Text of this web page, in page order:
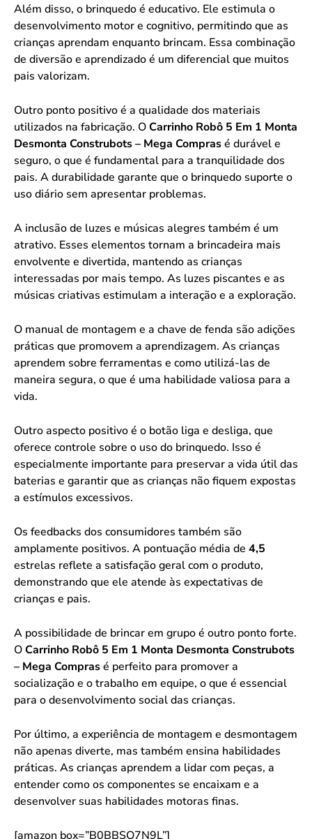
Além disso, o brinquedo é educativo. Ele estimula o
desenvolvimento motor e cognitivo, permitindo que as
crianças aprendam enquanto brincam. Essa combinação
de diversão e aprendizado é um diferencial que muitos
pais valorizam.
Outro ponto positivo é a qualidade dos materiais
utilizados na fabricação. OCarrinho Robô 5 Em 1 Monta
Desmonta Construbots – Mega Comprasé durável e
seguro, o que é fundamental para a tranquilidade dos
pais. A durabilidade garante que o brinquedo suporte o
uso diário sem apresentar problemas.
A inclusão de luzes e músicas alegres também é um
atrativo. Esses elementos tornam a brincadeira mais
envolvente e divertida, mantendo as crianças
interessadas por mais tempo. As luzes piscantes e as
músicas criativas estimulam a interação e a exploração.
O manual de montagem e a chave de fenda são adições
práticas que promovem a aprendizagem. As crianças
aprendem sobre ferramentas e como utilizá-las de
maneira segura, o que é uma habilidade valiosa para a
vida.
Outro aspecto positivo é o botão liga e desliga, que
oferece controle sobre o uso do brinquedo. Isso é
especialmente importante para preservar a vida útil das
baterias e garantir que as crianças não fiquem expostas
a estímulos excessivos.
Os feedbacks dos consumidores também são
amplamente positivos. A pontuação média de 4,5
estrelas reflete a satisfação geral com o produto,
demonstrando que ele atende às expectativas de
crianças e pais.
A possibilidade de brincar em grupo é outro ponto forte.
OCarrinho Robô 5 Em 1 Monta Desmonta Construbots
– Mega Comprasé perfeito para promover a
socialização e o trabalho em equipe, o que é essencial
para o desenvolvimento social das crianças.
Por último, a experiência de montagem e desmontagem
não apenas diverte, mas também ensina habilidades
práticas. As crianças aprendem a lidar com peças, a
entender como os componentes se encaixam e a
desenvolver suas habilidades motoras finas.
[amazon box=”B0BBSQ7N9L”]